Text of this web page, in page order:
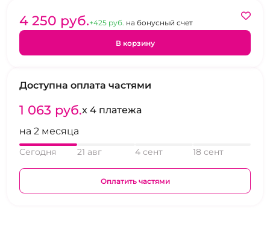
4 250 pуб.+425 pуб. на бонусный счет
В корзину
Доступна оплата частями
1 063 pуб.x 4 платежа
на 2 месяца
Сегодня 21 авг 4 сент 18 сент
Оплатить частями